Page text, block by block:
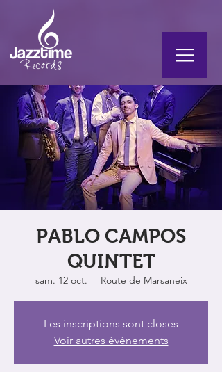
PABLO CAMPOS
QUINTET
sam. 12 oct.
  |
Route de Marsaneix
Les inscriptions sont closes
Voir autres événements